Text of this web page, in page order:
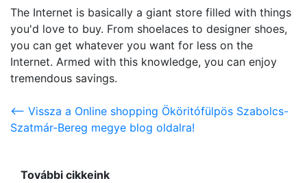
The Internet is basically a giant store filled with things
you'd love to buy. From shoelaces to designer shoes,
you can get whatever you want for less on the
Internet. Armed with this knowledge, you can enjoy
tremendous savings.
<-- Vissza a Online shopping Ököritófülpös Szabolcs-
Szatmár-Bereg megye blog oldalra!
További cikkeink